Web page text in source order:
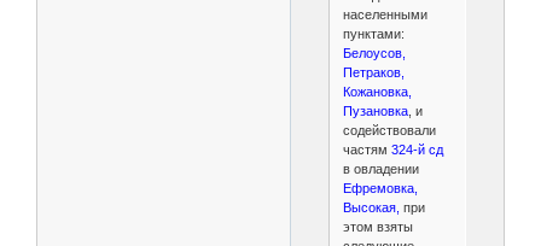
населенными
пунктами:
Белоусов,
Петраков,
Кожановка,
Пузановка, и
содействовали
частям 324-й сд
в овладении
Ефремовка,
Высокая, при
этом взяты